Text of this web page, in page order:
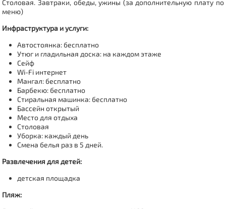
Столовая.Завтраки, обеды, ужины (за дополнительную плату по
меню)
Инфраструктура и услуги:
Автостоянка: бесплатно
Утюг и гладильная доска: на каждом этаже
Сейф
Wi-Fi интернет
Мангал: бесплатно
Барбекю: бесплатно
Стиральная машинка: бесплатно
Бассейн открытый
Место для отдыха
Столовая
Уборка: каждый день
Смена белья раз в 5 дней.
Развлечения для детей:
детская площадка
Пляж: